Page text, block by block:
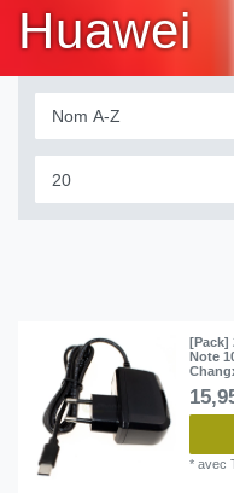
Huawei
[Pack]
Note
*avec